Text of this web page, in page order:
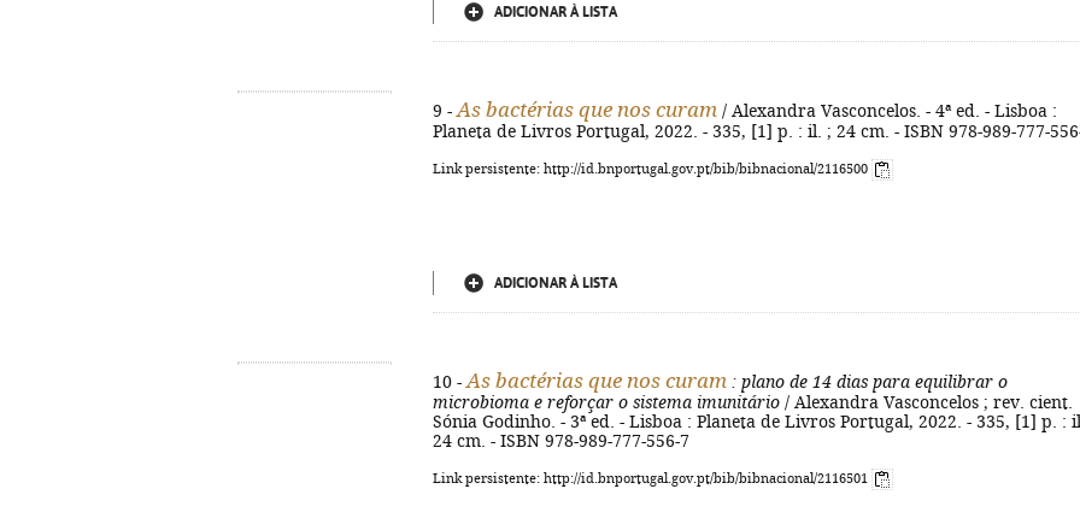
ADICIONAR À LISTA
9 - As bactérias que nos curam / Alexandra Vasconcelos. - 4ª ed. - Lisboa :
Planeta de Livros Portugal, 2022. - 335, [1] p. : il. ; 24 cm. - ISBN 978-989-777-
Link persistente: http://id.bnportugal.gov.pt/bib/bibnacional/2116500
ADICIONAR À LISTA
10 - As bactérias que nos curam : plano de 14 dias para equilibrar o
microbioma e reforçar o sistema imunitário / Alexandra Vasconcelos ; rev. cient.
Sónia Godinho. - 3ª ed. - Lisboa : Planeta de Livros Portugal, 2022. - 335, [1] p. :
24 cm. - ISBN 978-989-777-556-7
Link persistente: http://id.bnportugal.gov.pt/bib/bibnacional/2116501